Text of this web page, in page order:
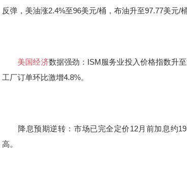
反弹，美油涨2.4%至96美元/桶，布油升至97.77美元/桶
美国经济数据强劲：ISM服务业投入价格指数升至
工厂订单环比激增4.8%。
降息预期逆转：市场已完全定价12月前加息约19
高。